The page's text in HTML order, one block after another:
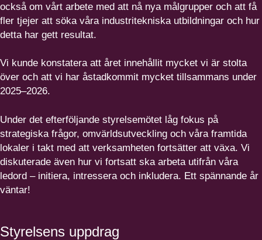
också om vårt arbete med att nå nya målgrupper och att få
fler tjejer att söka våra industritekniska utbildningar och hur
detta har gett resultat.
Vi kunde konstatera att året innehållit mycket vi är stolta
över och att vi har åstadkommit mycket tillsammans under
2025–2026.
Under det efterföljande styrelsemötet låg fokus på
strategiska frågor, omvärldsutveckling och våra framtida
lokaler i takt med att verksamheten fortsätter att växa. Vi
diskuterade även hur vi fortsatt ska arbeta utifrån våra
ledord – initiera, intressera och inkludera. Ett spännande år
väntar!
Styrelsens uppdrag